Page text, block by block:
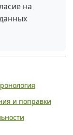
на
и поправки